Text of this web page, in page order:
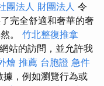
團法人 財團法人 令
完全舒適和奢華的奢
。 竹北整復推拿
站的訪問，並允許我
燴 推薦 台胞證 急件
，例如瀏覽行為或